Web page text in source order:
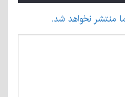
منتشر نخواهد شد.